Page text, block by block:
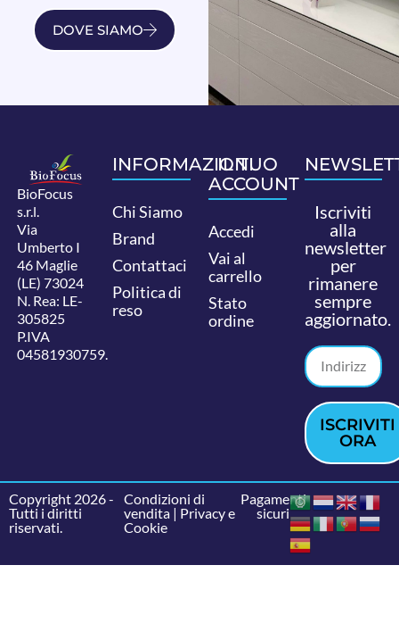
DOVE SIAMO
BioFocus
s.r.l.
Via
Umberto I
46 Maglie
(LE) 73024
N. Rea: LE-
305825
P.IVA
04581930759.
INFORMAZIONI
Chi Siamo
Brand
Contattaci
Politica di
reso
IL TUO
ACCOUNT
Accedi
Vai al
carrello
Stato
ordine
Iscriviti
alla
newsletter
per
rimanere
sempre
aggiornato.
ISCRIVITI
ORA
Copyright 2026 -
Tutti i diritti
riservati.
Condizioni di
vendita| Privacy e
Cookie
Pagamenti
sicuri